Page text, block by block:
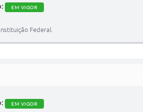
EM VIGOR
Federal.
EM VIGOR